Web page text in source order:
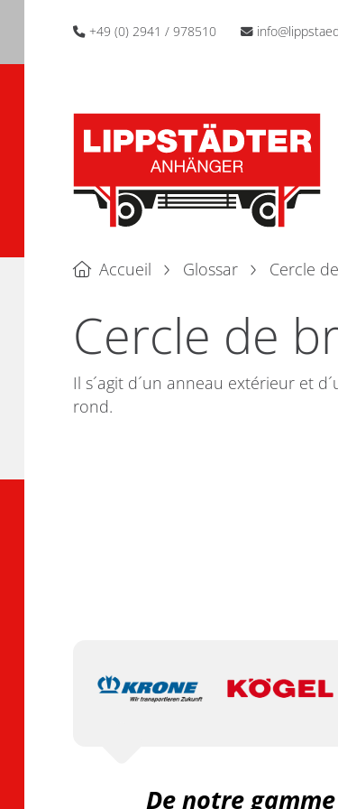
+49 (0) 2941 / 978510
Accueil Glossar Cercle
Cercle de
Il s´agit d´un anneau extérieur et
rond.
De notre gamme